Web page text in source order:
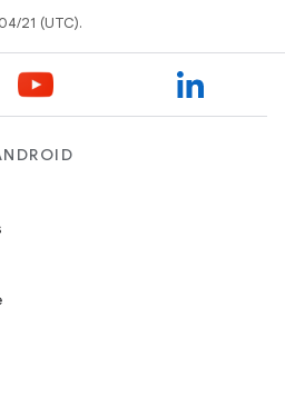
21 (UTC).